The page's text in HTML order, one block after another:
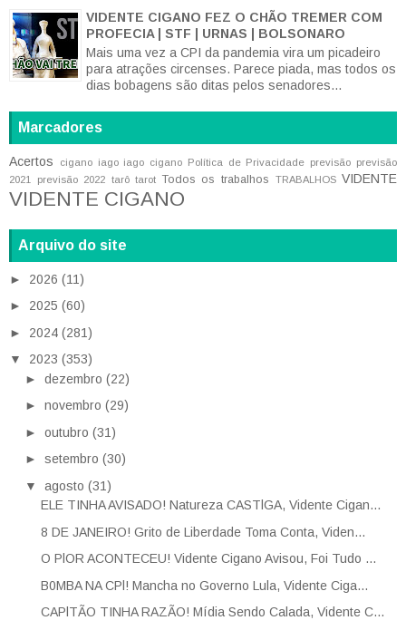
VIDENTE CIGANO FEZ O CHÃO TREMER COM
PROFECIA | STF | URNAS | BOLSONARO
Mais uma vez a CPI da pandemia vira um picadeiro
para atrações circenses. Parece piada, mas todos os
dias bobagens são ditas pelos senadores...
Marcadores
Acertos cigano iago iago cigano Política de Privacidade previsão previsão
2021
previsão 2022 tarô tarot Todos os trabalhos TRABALHOS VIDENTE
VIDENTE CIGANO
Arquivo do site
► 2026 (11)
► 2025 (60)
► 2024 (281)
▼ 2023 (353)
► dezembro (22)
► novembro (29)
► outubro (31)
► setembro (30)
▼ agosto (31)
ELE TINHA AVISADO! Natureza CASTlGA, Vidente Cigan...
8 DE JANEIRO! Grito de Liberdade Toma Conta, Viden...
O PlOR ACONTECEU! Vidente Cigano Avisou, Foi Tudo ...
B0MBA NA CPl! Mancha no Governo Lula, Vidente Ciga...
CAPlTÃO TINHA RAZÃO! Mídia Sendo Calada, Vidente C...